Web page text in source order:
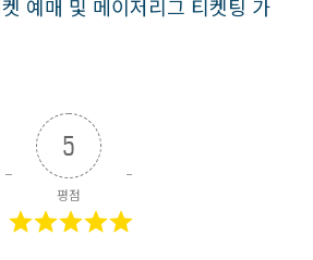
예매 및 메이저리그 티켓팅 가
5
평점